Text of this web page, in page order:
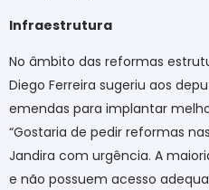
Infraestrutura
No âmbito das reformas
Diego Ferreira sugeriu aos
emendas para implantar
“Gostaria de pedir reformas
Jandira com urgência. A
e não possuem acesso